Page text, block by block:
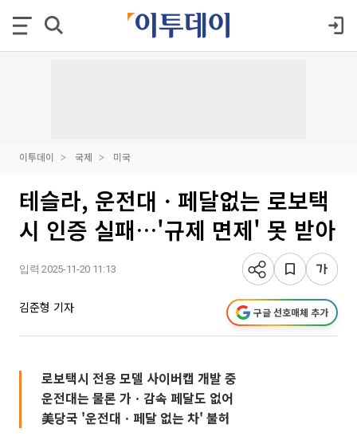
이투데이 국제 미국
테슬라, 운전대ㆍ페달없는 로보택
시 인증 실패…'규제 면제' 못 받아
입력 2025-11-20 11:13
김준형 기자 구글 선호매체 추가
로보택시 전용 모델 사이버캡 개발 중
운전대는 물론 가ㆍ감속 페달도 없어
美당국 '운전대ㆍ페달 없는 차' 불허